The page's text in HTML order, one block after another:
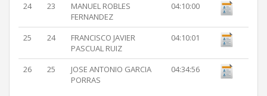
24 23
MANUEL ROBLES
FERNANDEZ
04:10:00
25 24
FRANCISCO JAVIER
PASCUAL RUIZ
04:10:01
26 25
JOSE ANTONIO GARCIA
PORRAS
04:34:56